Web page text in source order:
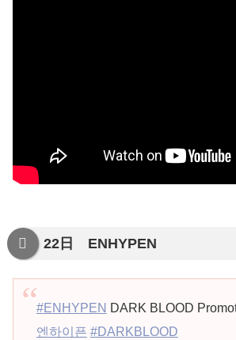
22日 ENHYPEN
#ENHYPEN DARK BLOOD
엔하이픈 #DARKBLOOD